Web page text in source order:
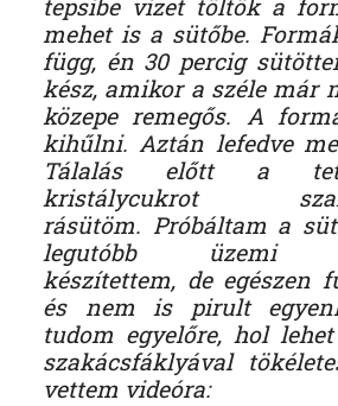
tepsibe vizet töltök a
mehet is a sütőbe.
függ, én 30 percig
kész, amikor a széle már
közepe remegős. A
kihűlni. Aztán lefedve
Tálalás előtt a
kristálycukrot
rásütöm. Próbáltam a
legutóbb üzemi
készítettem, de egészen
és nem is pirult
tudom egyelőre, hol
szakácsfáklyával
vettem videóra: